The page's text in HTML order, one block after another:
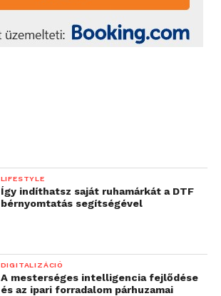
LIFESTYLE
Így indíthatsz saját ruhamárkát a DTF
bérnyomtatás segítségével
DIGITALIZÁCIÓ
A mesterséges intelligencia fejlődése
és az ipari forradalom párhuzamai